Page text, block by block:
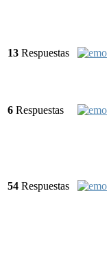
13 Respuestas
6 Respuestas
54 Respuestas